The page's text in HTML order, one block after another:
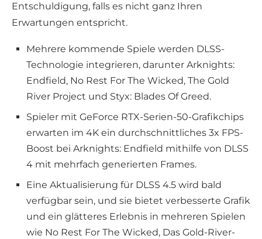
Entschuldigung, falls es nicht ganz Ihren
Erwartungen entspricht.
Mehrere kommende Spiele werden DLSS-
Technologie integrieren, darunter Arknights:
Endfield, No Rest For The Wicked, The Gold
River Project und Styx: Blades Of Greed.
Spieler mit GeForce RTX-Serien-50-Grafikchips
erwarten im 4K ein durchschnittliches 3x FPS-
Boost bei Arknights: Endfield mithilfe von DLSS
4 mit mehrfach generierten Frames.
Eine Aktualisierung für DLSS 4.5 wird bald
verfügbar sein, und sie bietet verbesserte Grafik
und ein glätteres Erlebnis in mehreren Spielen
wie No Rest For The Wicked, Das Gold-River-